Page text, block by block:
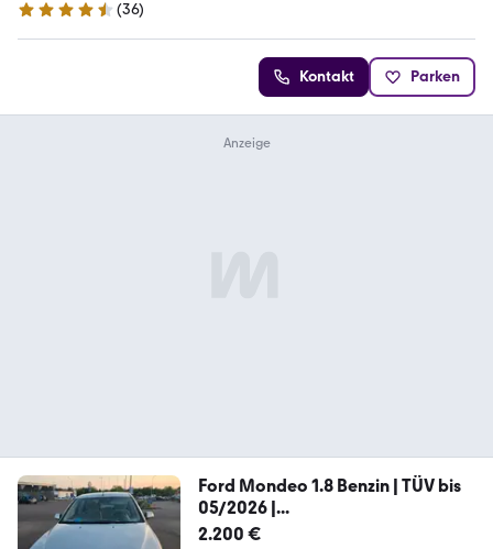
4.4 Sterne (36)
Kontakt Parken
Ford Mondeo 1.8 Benzin | TÜV bis
05/2026 |...
2.200 €